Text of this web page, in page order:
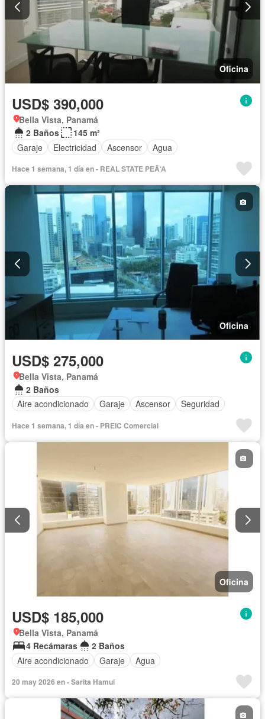
Oficina
USD$ 390,000
Bella Vista, Panamá
2 Baños
145 m²
Garaje
Electricidad Ascensor Agua
Hace 1 semana, 1 día en - REAL STATE PEÃ‘A
Oficina
USD$ 275,000
Bella Vista, Panamá
2 Baños
Aire acondicionado
Garaje Ascensor Seguridad
Hace 1 semana, 1 día en - PREIC Comercial
Oficina
USD$ 185,000
Bella Vista, Panamá
4 Recámaras
2 Baños
Aire acondicionado
Garaje Agua
20 may 2026 en - Sarita Hamui